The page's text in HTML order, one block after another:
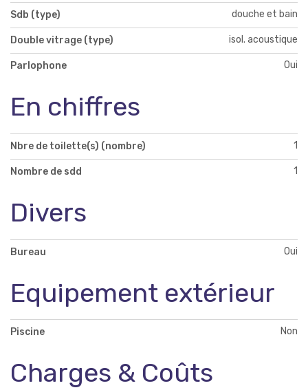
Sdb (type) douche et bain
Double vitrage (type) isol. acoustique
Parlophone Oui
En chiffres
Nbre de toilette(s) (nombre) 1
Nombre de sdd 1
Divers
Bureau Oui
Equipement extérieur
Piscine Non
Charges & Coûts